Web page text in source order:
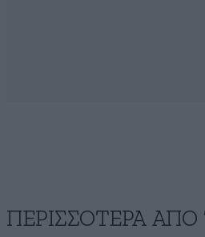
ΠΕΡΙΣΣΟΤΕΡΑ ΑΠΟ